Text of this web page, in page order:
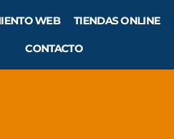
WEB TIENDAS ONLINE
CONTACTO